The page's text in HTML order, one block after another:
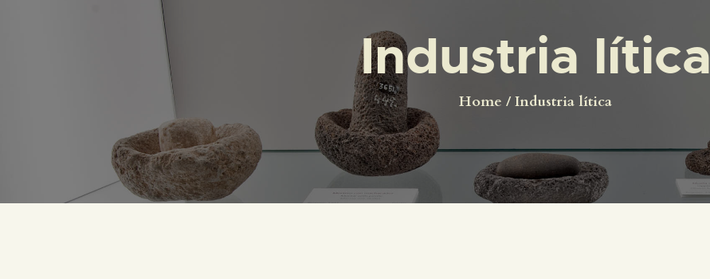
Industria lítica
Home Industria lítica
COLECCIONES
DIDÁCTICA
ESPAÑOL
PREPARAR LA VISITA